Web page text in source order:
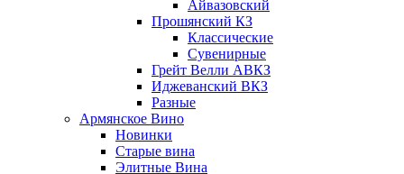
Айвазовский
Прошянский КЗ
Классические
Сувенирные
Грейт Велли АВКЗ
Иджеванский ВКЗ
Разные
Армянское Вино
Новинки
Старые вина
Элитные Вина